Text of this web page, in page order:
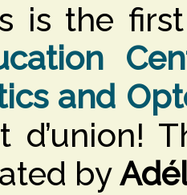
is the
and
d’union!
by